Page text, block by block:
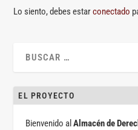
Lo siento, debes estarconectado
EL PROYECTO
Bienvenido alAlmacén de